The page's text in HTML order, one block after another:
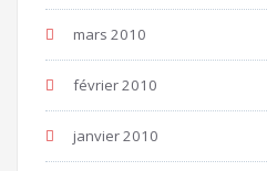
mars 2010
février 2010
janvier 2010